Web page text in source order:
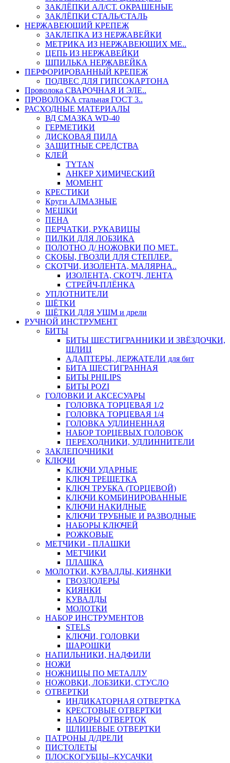
ЗАКЛЁПКИ АЛ/СТ. ОКРАШЕНЫЕ
ЗАКЛЁПКИ СТАЛЬ/СТАЛЬ
НЕРЖАВЕЮЩИЙ КРЕПЕЖ
ЗАКЛЕПКА ИЗ НЕРЖАВЕЙКИ
МЕТРИКА ИЗ НЕРЖАВЕЮЩИХ МЕ..
ЦЕПЬ ИЗ НЕРЖАВЕЙКИ
ШПИЛЬКА НЕРЖАВЕЙКА
ПЕРФОРИРОВАННЫЙ КРЕПЕЖ
ПОДВЕС ДЛЯ ГИПСОКАРТОНА
Проволока СВАРОЧНАЯ И ЭЛЕ..
ПРОВОЛОКА стальная ГОСТ 3..
РАСХОДНЫЕ МАТЕРИАЛЫ
ВД СМАЗКА WD-40
ГЕРМЕТИКИ
ДИСКОВАЯ ПИЛА
ЗАЩИТНЫЕ СРЕДСТВА
КЛЕЙ
TYTAN
АНКЕР ХИМИЧЕСКИЙ
МОМЕНТ
КРЕСТИКИ
Круги АЛМАЗНЫЕ
МЕШКИ
ПЕНА
ПЕРЧАТКИ, РУКАВИЦЫ
ПИЛКИ ДЛЯ ЛОБЗИКА
ПОЛОТНО Д/ НОЖОВКИ ПО МЕТ..
СКОБЫ, ГВОЗДИ ДЛЯ СТЕПЛЕР..
СКОТЧИ, ИЗОЛЕНТА, МАЛЯРНА..
ИЗОЛЕНТА, СКОТЧ, ЛЕНТА
СТРЕЙЧ-ПЛЁНКА
УПЛОТНИТЕЛИ
ЩЁТКИ
ЩЁТКИ ДЛЯ УШМ и дрели
РУЧНОЙ ИНСТРУМЕНТ
БИТЫ
БИТЫ ШЕСТИГРАННИКИ И ЗВЁЗДОЧКИ,
ШЛИЦ
АДАПТЕРЫ, ДЕРЖАТЕЛИ для бит
БИТА ШЕСТИГРАННАЯ
БИТЫ PHILIPS
БИТЫ POZI
ГОЛОВКИ И АКСЕСУАРЫ
ГОЛОВКА ТОРЦЕВАЯ 1/2
ГОЛОВКА ТОРЦЕВАЯ 1/4
ГОЛОВКА УДЛИНЕННАЯ
НАБОР ТОРЦЕВЫХ ГОЛОВОК
ПЕРЕХОДНИКИ, УДЛИННИТЕЛИ
ЗАКЛЕПОЧНИКИ
КЛЮЧИ
КЛЮЧИ УДАРНЫЕ
КЛЮЧ ТРЕЩЕТКА
КЛЮЧ ТРУБКА (ТОРЦЕВОЙ)
КЛЮЧИ КОМБИНИРОВАННЫЕ
КЛЮЧИ НАКИДНЫЕ
КЛЮЧИ ТРУБНЫЕ И РАЗВОДНЫЕ
НАБОРЫ КЛЮЧЕЙ
РОЖКОВЫЕ
МЕТЧИКИ - ПЛАШКИ
МЕТЧИКИ
ПЛАШКА
МОЛОТКИ, КУВАЛДЫ, КИЯНКИ
ГВОЗДОДЕРЫ
КИЯНКИ
КУВАЛДЫ
МОЛОТКИ
НАБОР ИНСТРУМЕНТОВ
STELS
КЛЮЧИ, ГОЛОВКИ
ШАРОШКИ
НАПИЛЬНИКИ, НАДФИЛИ
НОЖИ
НОЖНИЦЫ ПО МЕТАЛЛУ
НОЖОВКИ, ЛОБЗИКИ, СТУСЛО
ОТВЕРТКИ
ИНДИКАТОРНАЯ ОТВЕРТКА
КРЕСТОВЫЕ ОТВЕРТКИ
НАБОРЫ ОТВЕРТОК
ШЛИЦЕВЫЕ ОТВЕРТКИ
ПАТРОНЫ Д/ДРЕЛИ
ПИСТОЛЕТЫ
ПЛОСКОГУБЦЫ--КУСАЧКИ